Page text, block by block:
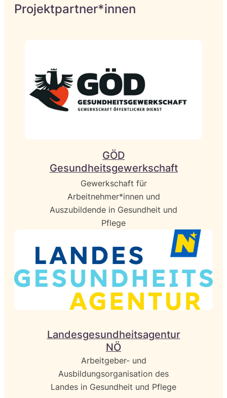
Projektpartner*innen
GÖD
Gesundheitsgewerkschaft
Gewerkschaft für
Arbeitnehmer*innen und
Auszubildende in Gesundheit und
Pflege
Landesgesundheitsagentur
NÖ
Arbeitgeber- und
Ausbildungsorganisation des
Landes in Gesundheit und Pflege